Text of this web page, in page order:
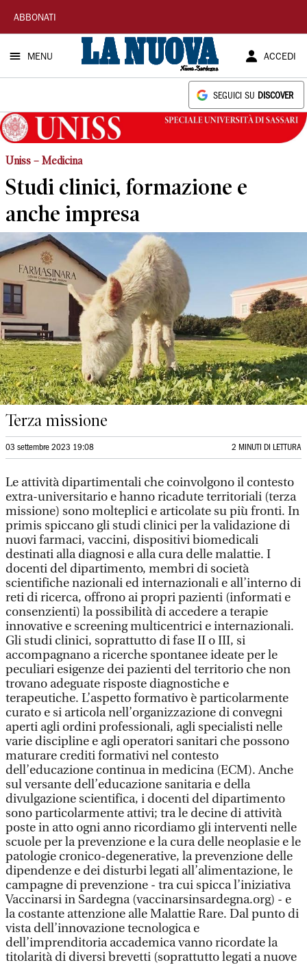
La
Nuova
Sardegna
ABBONATI
MENU ACCEDI
SEGUICI SU DISCOVER
Uniss – Medicina
Studi clinici, formazione e
anche impresa
Terza missione
03 settembre 2023 19:08 2 MINUTI DI LETTURA
Le attività dipartimentali che coinvolgono il contesto
extra-universitario e hanno ricadute territoriali (terza
missione) sono molteplici e articolate su più fronti. In
primis spiccano gli studi clinici per la validazione di
nuovi farmaci, vaccini, dispositivi biomedicali
destinati alla diagnosi e alla cura delle malattie. I
docenti del dipartimento, membri di società
scientifiche nazionali ed internazionali e all’interno di
reti di ricerca, offrono ai propri pazienti (informati e
consenzienti) la possibilità di accedere a terapie
innovative e screening multicentrici e internazionali.
Gli studi clinici, soprattutto di fase II o III, si
accompagnano a ricerche spontanee ideate per le
peculiari esigenze dei pazienti del territorio che non
trovano adeguate risposte diagnostiche e
terapeutiche. L’aspetto formativo è particolarmente
curato e si articola nell’organizzazione di convegni
aperti agli ordini professionali, agli specialisti nelle
varie discipline e agli operatori sanitari che possono
maturare crediti formativi nel contesto
dell’educazione continua in medicina (ECM). Anche
sul versante dell’educazione sanitaria e della
divulgazione scientifica, i docenti del dipartimento
sono particolarmente attivi; tra le decine di attività
poste in atto ogni anno ricordiamo gli interventi nelle
scuole per la prevenzione e la cura delle neoplasie e le
patologie cronico-degenerative, la prevenzione delle
dipendenze e dei disturbi legati all’alimentazione, le
campagne di prevenzione - tra cui spicca l’iniziativa
Vaccinarsi in Sardegna (vaccinarsinsardegna.org) - e
la costante attenzione alle Malattie Rare. Dal punto di
vista dell’innovazione tecnologica e
dell’imprenditoria accademica vanno ricordate la
titolarità di diversi brevetti (soprattutto legati a nuove